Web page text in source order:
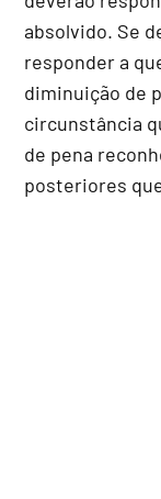
absolvido. Se
responder a
diminuição de
circunstância
de pena
posteriores